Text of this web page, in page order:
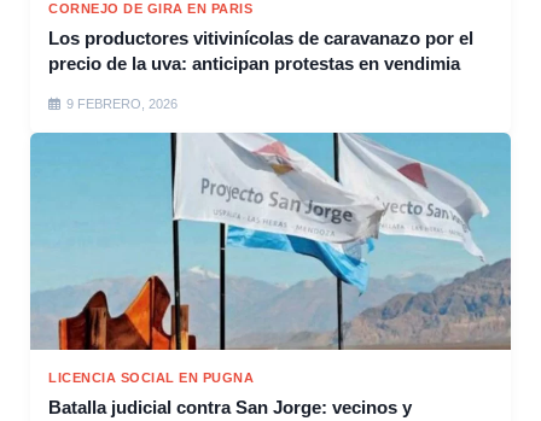
CORNEJO DE GIRA EN PARIS
Los productores vitivinícolas de caravanazo por el
precio de la uva: anticipan protestas en vendimia
9 FEBRERO, 2026
LICENCIA SOCIAL EN PUGNA
Batalla judicial contra San Jorge: vecinos y